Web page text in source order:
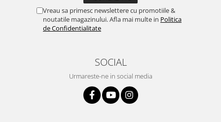
Vreau sa primesc newslettere cu promotiile &
noutatile magazinului. Afla mai multe in Politica
de Confidentialitate
SOCIAL
Urmareste-ne in social media